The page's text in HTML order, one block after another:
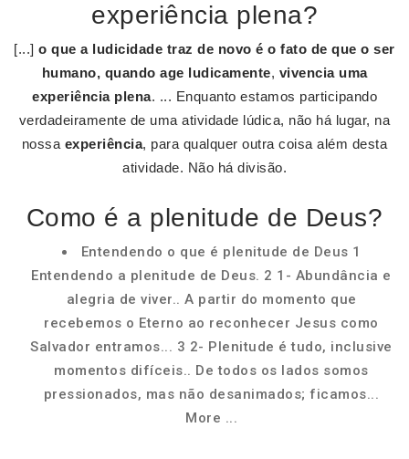
experiência plena?
[...]o que a ludicidade traz de novo é o fato de que o ser
humano, quando age ludicamente, vivencia uma
experiência plena. ... Enquanto estamos participando
verdadeiramente de uma atividade lúdica, não há lugar, na
nossa experiência, para qualquer outra coisa além desta
atividade. Não há divisão.
Como é a plenitude de Deus?
Entendendo o que é plenitude de Deus 1
Entendendo a plenitude de Deus. 2 1- Abundância e
alegria de viver.. A partir do momento que
recebemos o Eterno ao reconhecer Jesus como
Salvador entramos... 3 2- Plenitude é tudo, inclusive
momentos difíceis.. De todos os lados somos
pressionados, mas não desanimados; ficamos...
More ...